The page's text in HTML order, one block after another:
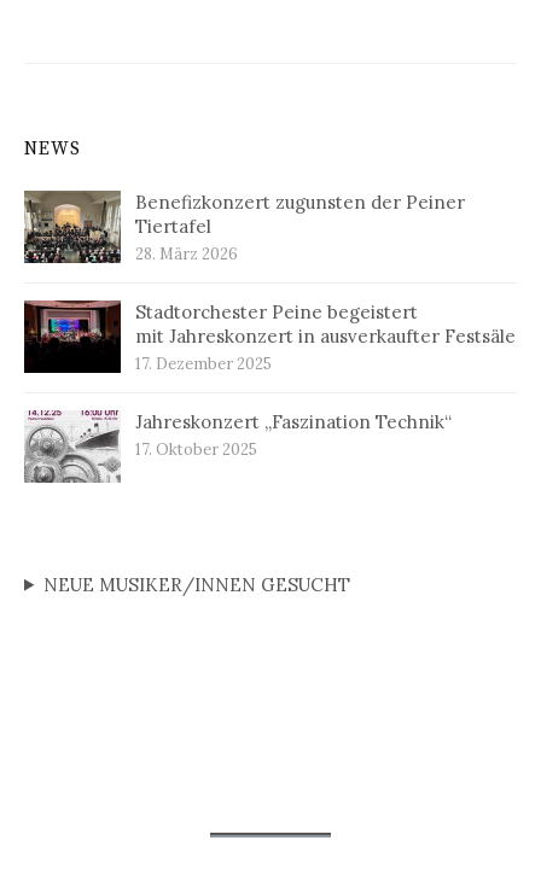
NEWS
Benefizkonzert zugunsten der Peiner
Tiertafel
28. März 2026
Stadtorchester Peine begeistert
mit Jahreskonzert in ausverkaufter Festsäle
17. Dezember 2025
Jahreskonzert „Faszination Technik“
17. Oktober 2025
NEUE MUSIKER/INNEN GESUCHT